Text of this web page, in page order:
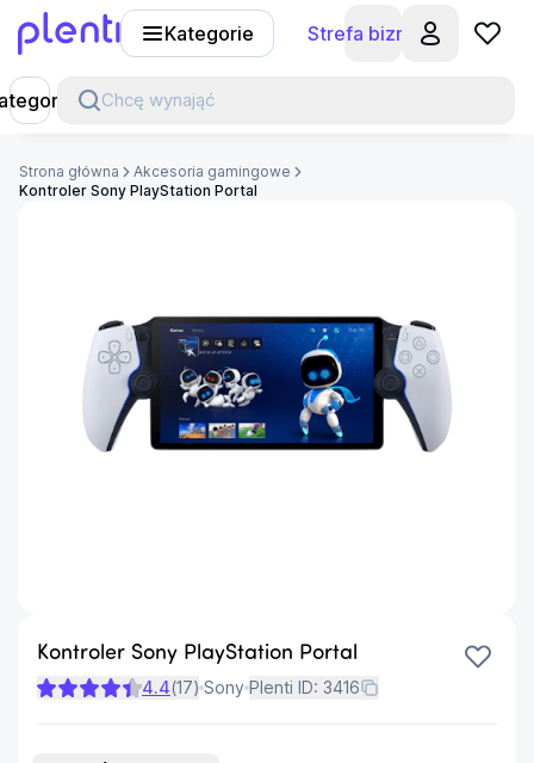
Kategorie Strefa biznesu
Chcę wynająć
Strona główna
Akcesoria gamingowe
Kontroler Sony PlayStation Portal
Kontroler Sony PlayStation Portal
4.4(17) Sony Plenti ID: 3416